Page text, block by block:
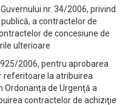
nr. 34/2006, privind
a contractelor de
de concesiune de
ulterioare
925/2006, pentru aprobarea
referitoare la atribuirea
Ordonanţa de Urgenţă a
contractelor de achiziţie